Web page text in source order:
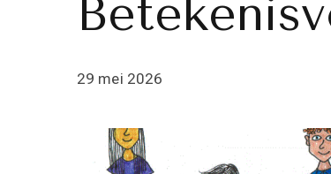
29 mei 2026